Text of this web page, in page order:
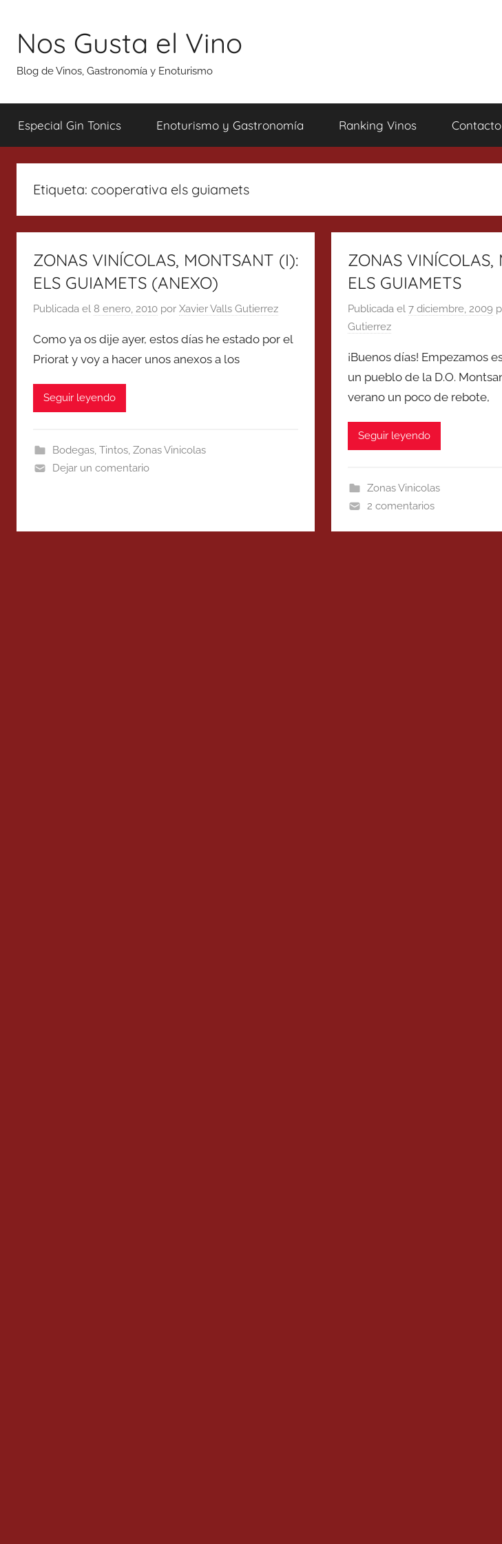
contenido
Nos Gusta el Vino
Blog de Vinos, Gastronomía y Enoturismo
Especial Gin Tonics Enoturismo y Gastronomía Ranking Vinos Contacto
Etiqueta: cooperativa els guiamets
ZONAS VINÍCOLAS, MONTSANT (I):
ELS GUIAMETS (ANEXO)
Publicada el 8 enero, 2010 por Xavier Valls Gutierrez
Como ya os dije ayer, estos días he estado por el
Priorat y voy a hacer unos anexos a los
Seguir leyendo
Bodegas, Tintos, Zonas Vinicolas
Dejar un comentario
ZONAS
ELS GUIAMETS
Publicada el7 diciembre, 2009
Gutierrez
¡Buenos días! Empezamos
un pueblo de la D.O.
verano un poco de rebote,
Seguir leyendo
Zonas Vinicolas
2 comentarios